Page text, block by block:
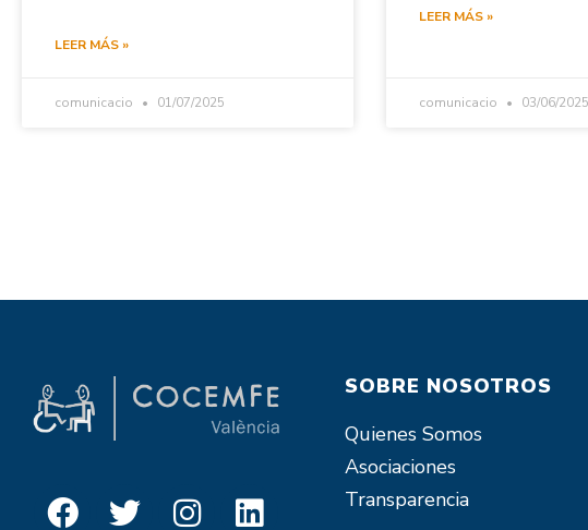
LEER MÁS »
comunicacio 01/07/2025
LEER MÁS »
comunicacio 03/06/2025
SOBRE NOSOTROS
Quienes Somos
Asociaciones
Transparencia